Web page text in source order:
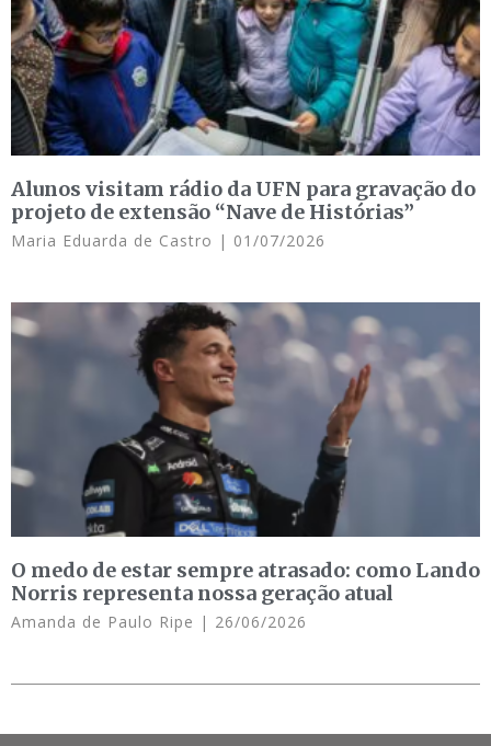
Alunos visitam rádio da UFN para gravação do
projeto de extensão “Nave de Histórias”
Maria Eduarda de Castro 01/07/2026
O medo de estar sempre atrasado: como Lando
Norris representa nossa geração atual
Amanda de Paulo Ripe 26/06/2026